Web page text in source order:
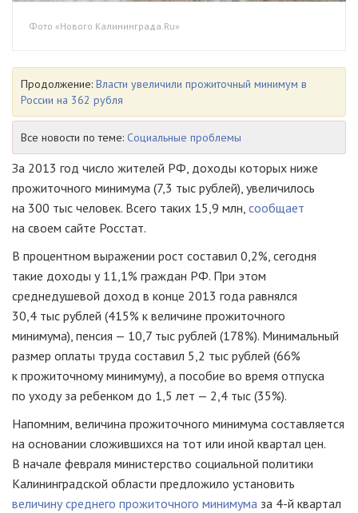
Фото «Нового Калининграда.Ru»
Продолжение: Власти увеличили прожиточный минимум в
России на 362 рубля
Все новости по теме: Социальные проблемы
За 2013 год число жителей РФ, доходы которых ниже
прожиточного минимума (7,3 тыс рублей), увеличилось
на 300 тыс человек. Всего таких 15,9 млн, сообщает
на своем сайте Росстат.
В процентном выражении рост составил 0,2%, сегодня
такие доходы у 11,1% граждан РФ. При этом
среднедушевой доход в конце 2013 года равнялся
30,4 тыс рублей (415% к величине прожиточного
минимума), пенсия — 10,7 тыс рублей (178%). Минимальный
размер оплаты труда составил 5,2 тыс рублей (66%
к прожиточному минимуму), а пособие во время отпуска
по уходу за ребенком до 1,5 лет — 2,4 тыс (35%).
Напомним, величина прожиточного минимума составляется
на основании сложившихся на тот или иной квартал цен.
В начале февраля министерство социальной политики
Калининградской области предложило установить
величину среднего прожиточного минимума за 4-й квартал